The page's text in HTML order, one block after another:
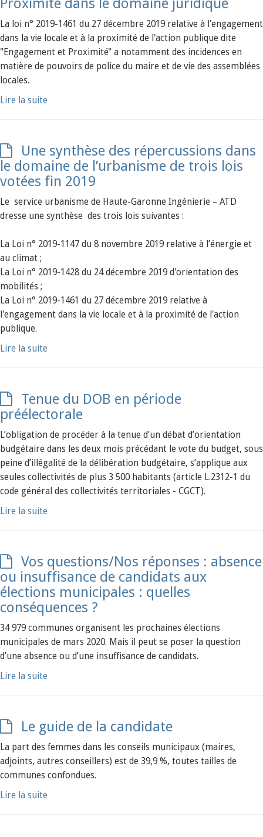
Proximité dans le domaine juridique
La loi n° 2019-1461 du 27 décembre 2019 relative à l'engagement
dans la vie locale et à la proximité de l'action publique dite
"Engagement et Proximité" a notamment des incidences en
matière de pouvoirs de police du maire et de vie des assemblées
locales.
Lire la suite
Une synthèse des répercussions dans
le domaine de l’urbanisme de trois lois
votées fin 2019
Le service urbanisme de Haute-Garonne Ingénierie – ATD
dresse une synthèse des trois lois suivantes :
La Loi n° 2019-1147 du 8 novembre 2019 relative à l’énergie et
au climat ;
La Loi n° 2019-1428 du 24 décembre 2019 d'orientation des
mobilités ;
La Loi n° 2019-1461 du 27 décembre 2019 relative à
l'engagement dans la vie locale et à la proximité de l'action
publique.
Lire la suite
Tenue du DOB en période
préélectorale
L’obligation de procéder à la tenue d’un débat d’orientation
budgétaire dans les deux mois précédant le vote du budget, sous
peine d’illégalité de la délibération budgétaire, s’applique aux
seules collectivités de plus 3 500 habitants (article L.2312-1 du
code général des collectivités territoriales - CGCT).
Lire la suite
Vos questions/Nos réponses : absence
ou insuffisance de candidats aux
élections municipales : quelles
conséquences ?
34 979 communes organisent les prochaines élections
municipales de mars 2020. Mais il peut se poser la question
d’une absence ou d’une insuffisance de candidats.
Lire la suite
Le guide de la candidate
La part des femmes dans les conseils municipaux (maires,
adjoints, autres conseillers) est de 39,9 %, toutes tailles de
communes confondues.
Lire la suite